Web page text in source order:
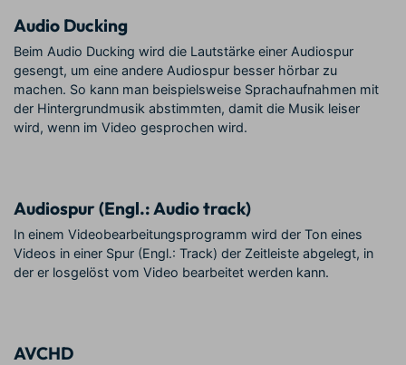
Audio Ducking
Beim Audio Ducking wird die Lautstärke einer Audiospur
gesengt, um eine andere Audiospur besser hörbar zu
machen. So kann man beispielsweise Sprachaufnahmen mit
der Hintergrundmusik abstimmten, damit die Musik leiser
wird, wenn im Video gesprochen wird.
Audiospur (Engl.: Audio track)
In einem Videobearbeitungsprogramm wird der Ton eines
Videos in einer Spur (Engl.: Track) der Zeitleiste abgelegt, in
der er losgelöst vom Video bearbeitet werden kann.
AVCHD